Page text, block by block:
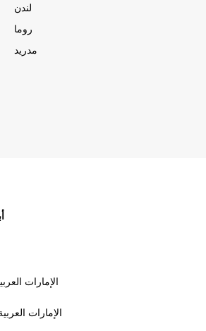
لندن
روما
مدريد
الإمارات
الإمارات